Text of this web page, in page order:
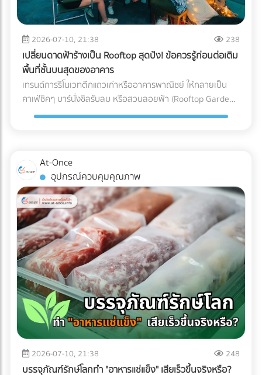
เรื่องภาษี แล้วโฟกัสกับการเติบโตของธุรกิจได้อย่างเต็มที่!
มีสาร VOCs (Volatile Organic Compounds) สูง ซึ่งเป็นก๊าซ
เรือนกระจกและเป็นอุปสรรคต่อกระบวนการรีไซเคิลกระดาษ ใน
ขณะที่ Soy Ink ทำจากน้ำมันพืช ย่อยสลายได้ทางชีวภาพ และ
ทำให้กระดาษถูกนำไปรีไซเคิลใหม่ได้ง่ายขึ้นมาก Key Insight: การ
เปลี่ยนมาใช้ Soy Ink ไม่ได้ทำให้สีสันของบรรจุภัณฑ์ดรอปลง ใน
ทางกลับกัน เม็ดสีในน้ำมันถั่วเหลืองยังช่วยให้งานพิมพ์มีความ
สดใสและคมชัดมากกว่าหมึกปิโตรเลียมในบางเฉดสีอีกด้วย ข้อ
แตกต่างระหว่าง หมึกดั้งเดิม Vs. Soy Ink ยกระดับบรรจุภัณฑ์
ของคุณ เพื่อพิชิตใจลูกค้ารายใหญ่ อย่าปล่อยให้บรรจุภัณฑ์แบบ
Ink ระดับอุตสาหกรรม เข้ามาค้นหาและเปรียบเทียบพาร์ทเนอร์โรง
พิมพ์คุณภาพได้ฟรีที่ At-once แพลตฟอร์มรวมบริษัท B2B ชั้น
นำของไทย!
2026-07-10, 21:38 238
เปลี่ยนดาดฟ้าร้างเป็น Rooftop สุดปัง! ข้อควรรู้ก่อนต่อเติม
พื้นที่ชั้นบนสุดของอาคาร
เทรนด์การรีโนเวทตึกแถวเก่าหรืออาคารพาณิชย์ ให้กลายเป็น
คาเฟ่ชิคๆ บาร์นั่งชิลรับลม หรือสวนลอยฟ้า (Rooftop Garden)
กำลังได้รับความนิยมอย่างมากในยุคปัจจุบัน พื้นที่ดาดฟ้าที่เคย
ไม่ได้มีแค่เรื่องของการเลือกเฟอร์นิเจอร์สวยๆ หรือจัดแสงไฟให้
ถ่ายรูปออกมาดูดีเท่านั้น หากคุณกำลังวางแผนจะต่อเติมพื้นที่
ชั้นบนสุด นี่คือข้อควรรู้สำคัญที่คุณต้องเช็กให้ชัวร์ก่อนที่งบ
ประมาณจะบานปลาย 1. โครงสร้างอาคารเดิมรับน้ำหนักไหวหรือ
ไม่? (Structural Load) สิ่งแรกที่ต้องคำนึงถึงคือ "ความแข็งแรง
ของโครงสร้าง" ดาดฟ้าตึกแถวเก่าส่วนใหญ่ถูกออกแบบมาเพื่อ
รับน้ำหนักของตัวโครงสร้างเองและแท็งก์น้ำเท่านั้น ไม่ได้เผื่อ
สำหรับการรับน้ำหนักของกระถางต้นไม้ขนาดใหญ่ ดินอุ้มน้ำ พื้น
ไม้เทียม หรือจำนวนคนที่ขึ้นไปรวมตัวกันหนาแน่น สิ่งที่ต้องทำ:
ควรปรึกษาวิศวกรโครงสร้างเพื่อประเมินความสามารถในการรับ
น้ำหนัก (Live Load และ Dead Load) ก่อนตัดสินใจเทปูนเพิ่ม
หรือนำของหนักขึ้นไปติดตั้ง เพื่อป้องกันอันตรายจากโครงสร้าง
ทรุดตัว 2. กฎหมายอาคารและทางหนีไฟ (Safety Regulations)
การเปลี่ยนพื้นที่ดาดฟ้าให้เป็นพื้นที่สาธารณะที่มีคนใช้งานจำนวน
มาก ต้องคำนึงถึงกฎหมายควบคุมอาคารอย่างเคร่งครัด สิ่งที่
At-Once
อุปกรณ์ควบคุมคุณภาพ
2026-07-10, 21:38 248
บรรจุภัณฑ์รักษ์โลกทำ "อาหารแช่แข็ง" เสียเร็วขึ้นจริงหรือ?